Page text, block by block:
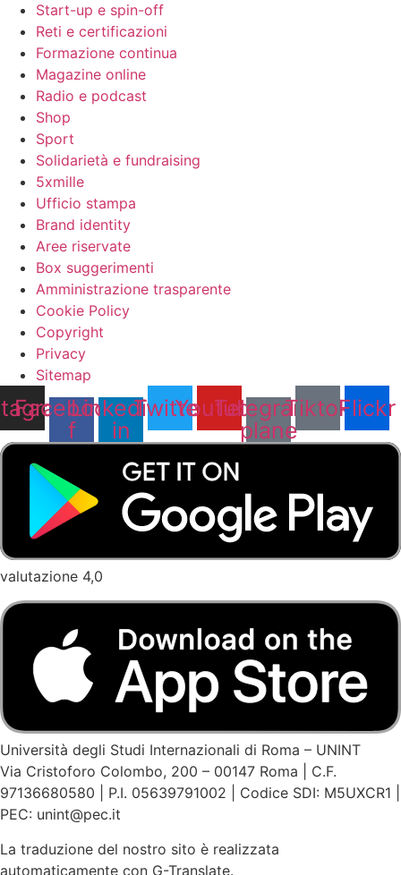
Start-up e spin-off
Reti e certificazioni
Formazione continua
Magazine online
Radio e podcast
Shop
Sport
Solidarietà e fundraising
5xmille
Ufficio stampa
Brand identity
Aree riservate
Box suggerimenti
Amministrazione trasparente
Cookie Policy
Copyright
Privacy
Sitemap
Facebook-
f
Linkedin-
in
TwitterYoutube
Telegram-
plane
TiktokFlickr
valutazione 4,0
Università degli Studi Internazionali di Roma – UNINT
Via Cristoforo Colombo, 200 – 00147 Roma | C.F.
97136680580 | P.I. 05639791002 | Codice SDI: M5UXCR1 |
PEC: unint@pec.it
La traduzione del nostro sito è realizzata
automaticamente con G-Translate.